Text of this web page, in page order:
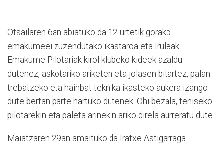
Otsailaren 6an abiatuko da 12 urtetik gorako
emakumeei zuzendutako ikastaroa eta Iruleak
Emakume Pilotariak kirol klubeko kideek azaldu
dutenez, askotariko ariketen eta jolasen bitartez, palan
trebatzeko eta hainbat teknika ikasteko aukera izango
dute bertan parte hartuko dutenek. Ohi bezala, teniseko
pilotarekin eta paleta arinekin ariko direla aurreratu dute.
Maiatzaren 29an amaituko da Iratxe Astigarraga